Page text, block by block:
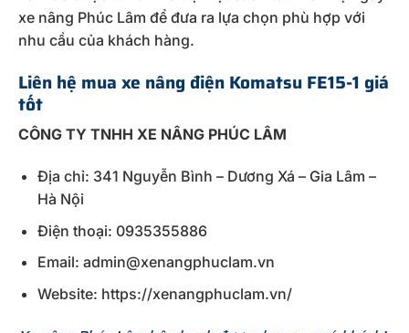
xe nâng Phúc Lâm để đưa ra lựa chọn phù hợp với
nhu cầu của khách hàng.
Liên hệ mua xe nâng điện Komatsu FE15-1 giá
tốt
CÔNG TY TNHH XE NÂNG PHÚC LÂM
Địa chỉ: 341 Nguyễn Bình – Dương Xá – Gia Lâm –
Hà Nội
Điện thoại: 0935355886
Email: admin@xenangphuclam.vn
Website: https://xenangphuclam.vn/